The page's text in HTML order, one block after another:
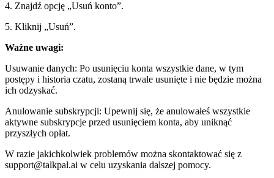
4. Znajdź opcję „Usuń konto”.
5. Kliknij „Usuń”.
Ważne uwagi:
Usuwanie danych: Po usunięciu konta wszystkie dane, w tym
postępy i historia czatu, zostaną trwale usunięte i nie będzie można
ich odzyskać.
Anulowanie subskrypcji: Upewnij się, że anulowałeś wszystkie
aktywne subskrypcje przed usunięciem konta, aby uniknąć
przyszłych opłat.
W razie jakichkolwiek problemów można skontaktować się z
support@talkpal.ai w celu uzyskania dalszej pomocy.